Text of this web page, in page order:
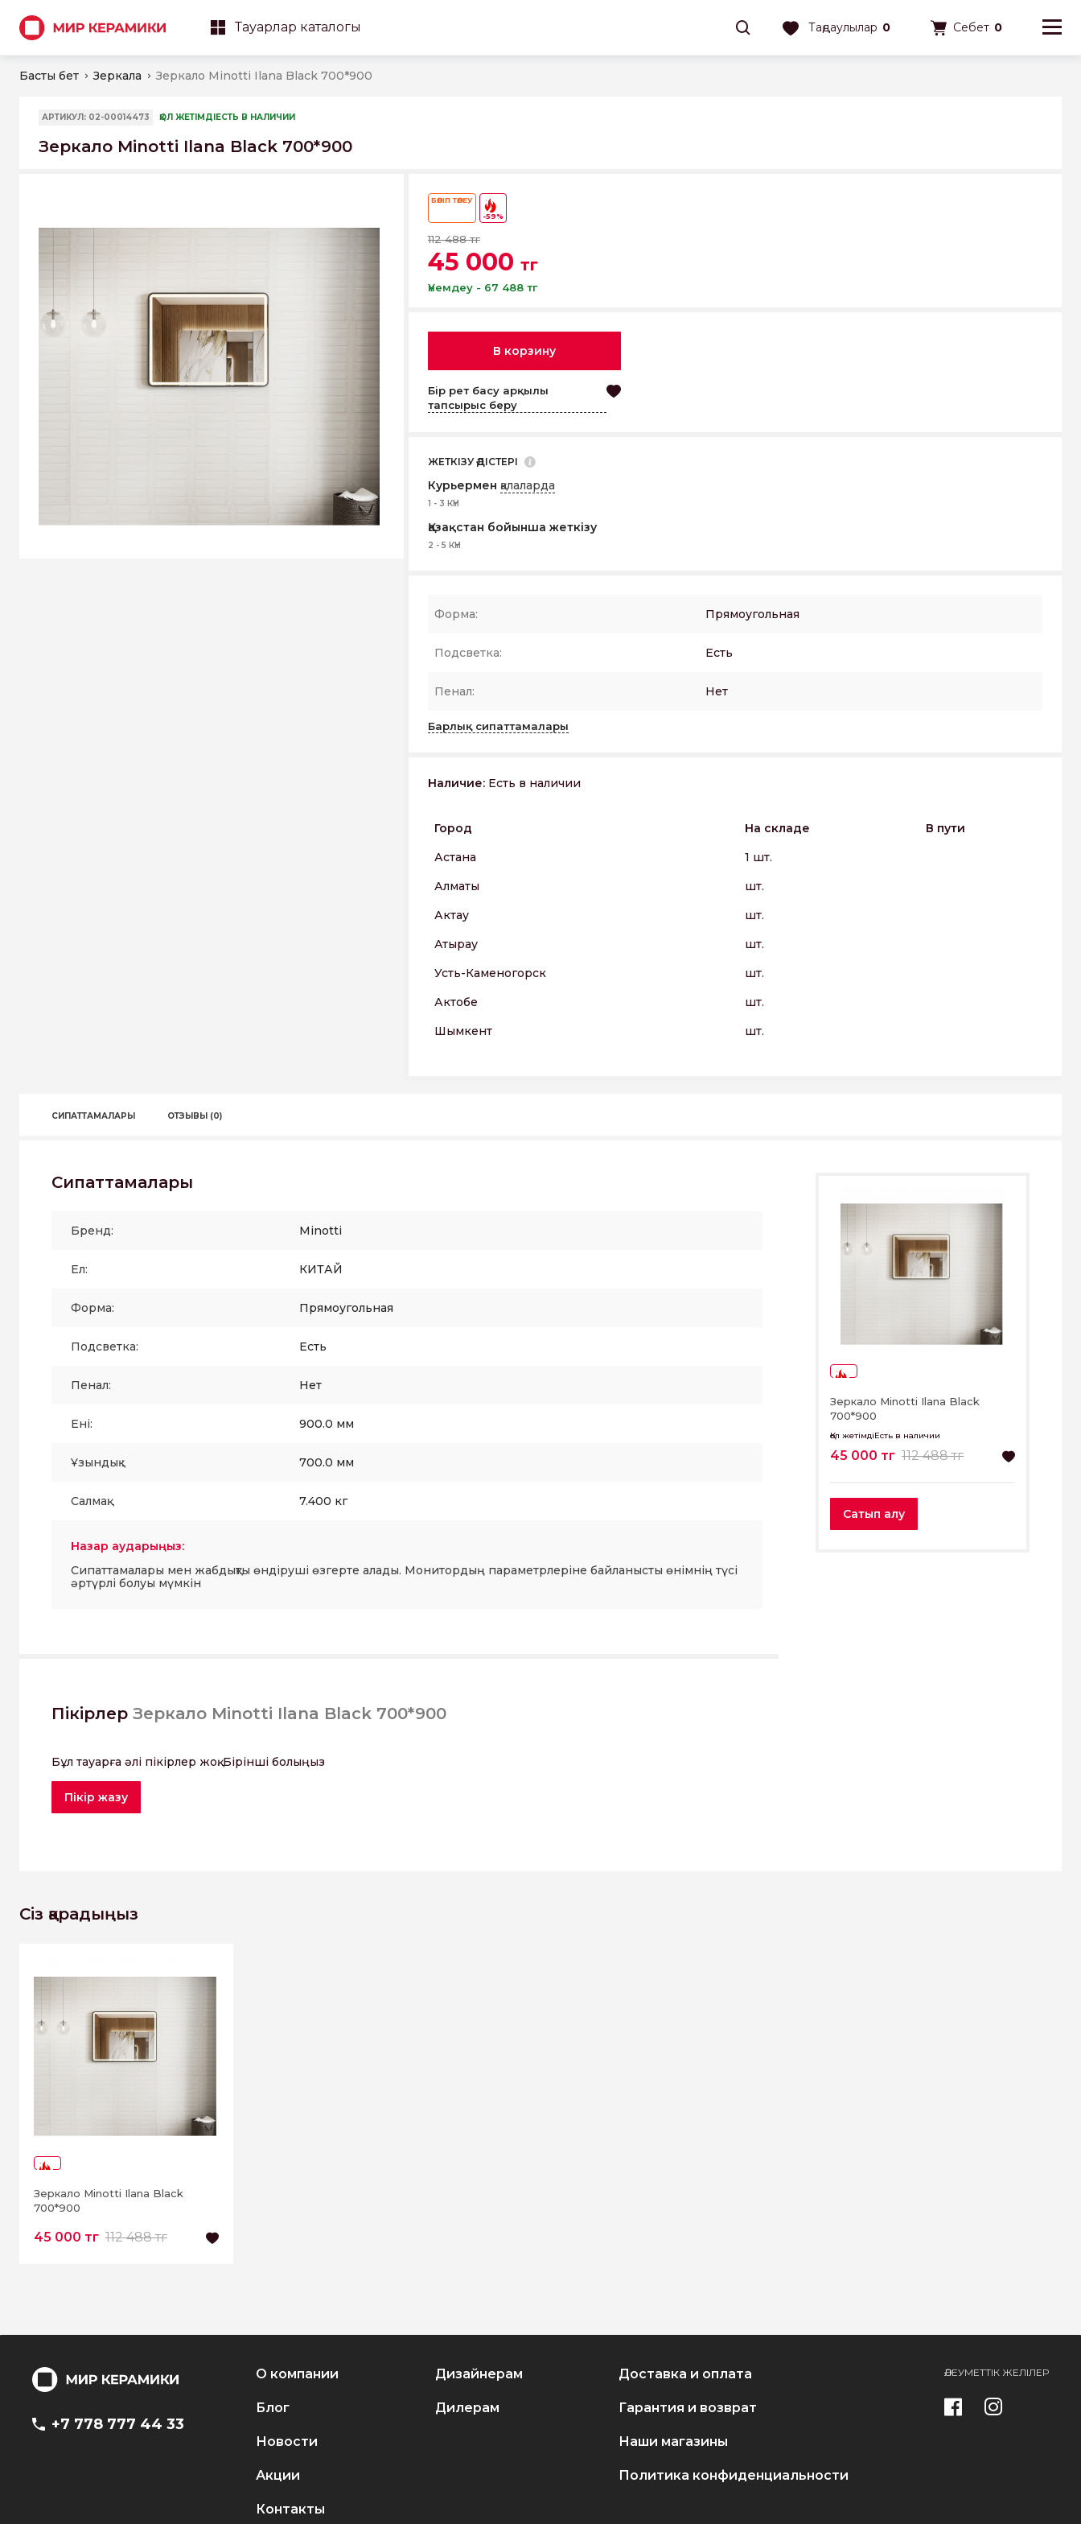
Тауарлар каталогы Таңдаулылар 0 Себет 0
Басты бет Зеркала Зеркало Minotti Ilana Black 700*900
АРТИКУЛ: 02-00014473 ҚОЛ ЖЕТІМДІЕСТЬ В НАЛИЧИИ
Зеркало Minotti Ilana Black 700*900
БӨЛІП ТӨЛЕУ
-59%
112 488 тг
45 000 тг
Үнемдеу - 67 488 тг
В корзину
Бір рет басу арқылы
тапсырыс беру
ЖЕТКІЗУ ӘДІСТЕРІ
Курьермен қалаларда
1 - 3 КҮН
Қазақстан бойынша жеткізу
2 - 5 КҮН
Форма: Прямоугольная
Подсветка: Есть
Пенал: Нет
Барлық сипаттамалары
Наличие: Есть в наличии
Город На складе
В пути
Астана
1 шт.
Алматы
шт.
Актау
шт.
Атырау
шт.
Усть-Каменогорск
шт.
Актобе
шт.
Шымкент
шт.
СИПАТТАМАЛАРЫ ОТЗЫВЫ (0)
Зеркало Minotti Ilana Black
700*900
Қол жетімдіЕсть в наличии
45 000 тг 112 488 тг
Сатып алу
Сипаттамалары
Бренд: Minotti
Ел: КИТАЙ
Форма: Прямоугольная
Подсветка: Есть
Пенал: Нет
Ені: 900.0 мм
Ұзындық : 700.0 мм
Салмақ: 7.400 кг
Назар аударыңыз:
Сипаттамалары мен жабдықты өндіруші өзгерте алады. Монитордың параметрлеріне байланысты өнімнің түсі
әртүрлі болуы мүмкін
Пікірлер Зеркало Minotti Ilana Black 700*900
Бұл тауарға әлі пікірлер жоқ. Бірінші болыңыз
Пікір жазу
Сіз қарадыңыз
Зеркало Minotti Ilana Black
700*900
45 000 тг 112 488 тг
+7 778 777 44 33
О компании
Блог
Новости
Акции
Контакты
Дизайнерам
Дилерам
Доставка и оплата
Гарантия и возврат
Наши магазины
Политика конфиденциальности
ӘЛЕУМЕТТІК ЖЕЛІЛЕР